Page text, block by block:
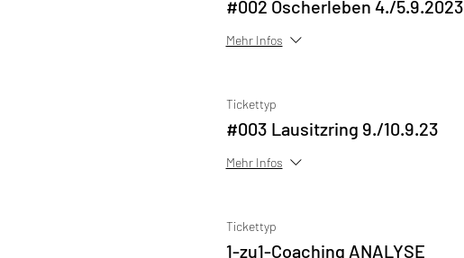
#002 Oscherleben 4./5.9.2023
Mehr Infos
Tickettyp
#003 Lausitzring 9./10.9.23
Mehr Infos
Tickettyp
1-zu1-Coaching ANALYSE